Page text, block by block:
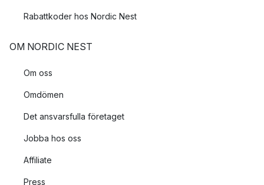
Rabattkoder hos Nordic Nest
OM NORDIC NEST
Om oss
Omdömen
Det ansvarsfulla företaget
Jobba hos oss
Affiliate
Press